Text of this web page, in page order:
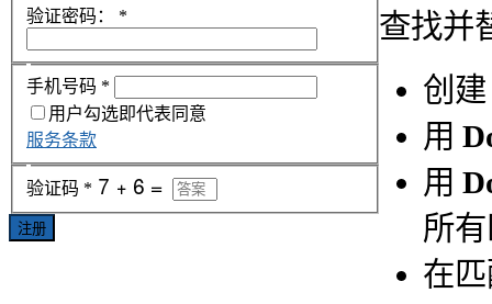
查找并
创
用
用
所
在
验证密码：
*
手机号码 *
用户勾选即代表同意
服务条款
验证码 *
注册